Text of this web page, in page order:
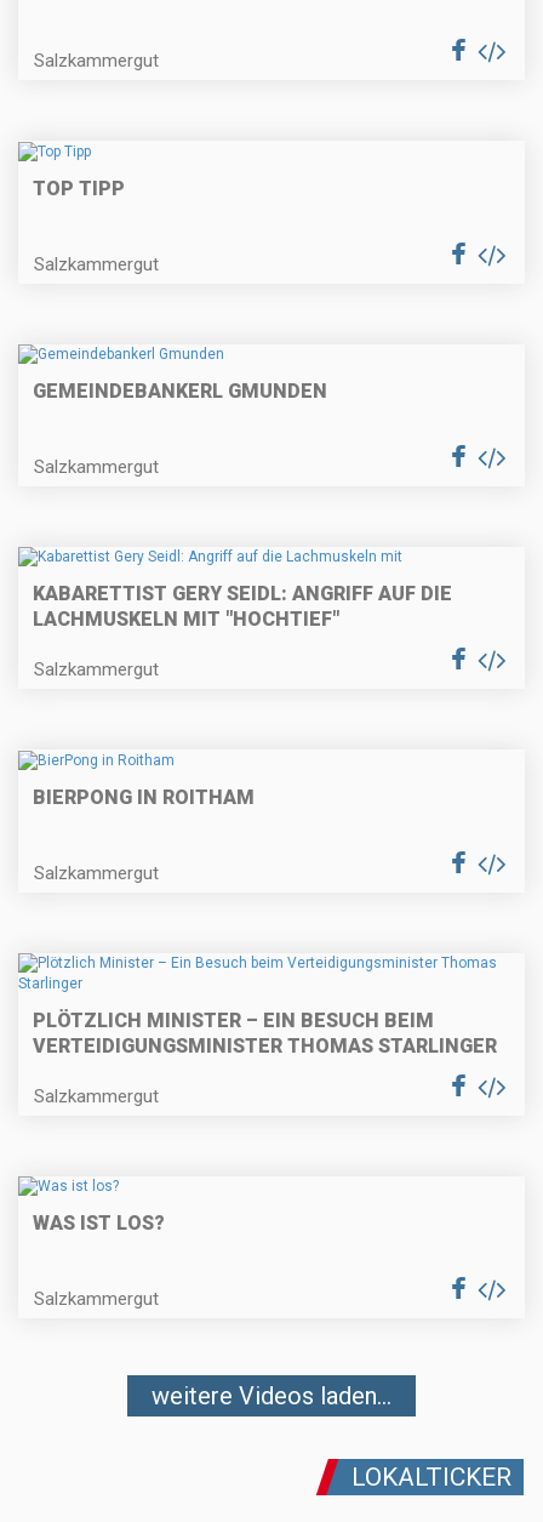
Salzkammergut
TOP TIPP
Salzkammergut
GEMEINDEBANKERL GMUNDEN
Salzkammergut
KABARETTIST GERY SEIDL: ANGRIFF AUF DIE
LACHMUSKELN MIT "HOCHTIEF"
Salzkammergut
BIERPONG IN ROITHAM
Salzkammergut
PLÖTZLICH MINISTER – EIN BESUCH BEIM
VERTEIDIGUNGSMINISTER THOMAS STARLINGER
Salzkammergut
WAS IST LOS?
Salzkammergut
weitere Videos laden...
LOKALTICKER